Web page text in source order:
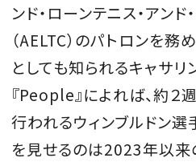
ンド・ローンテニス・アンド
（AELTC）のパトロンを務
としても知られるキャサリ
『People』によれば、約
行われるウィンブルドン
を見せるのは2023年以来